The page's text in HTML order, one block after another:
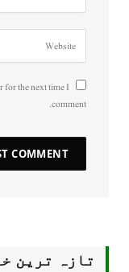
for the next time I
comment.
تازہ ترین